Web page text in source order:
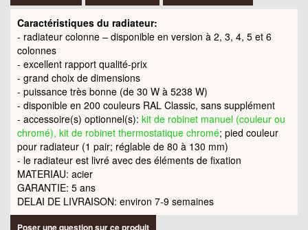
Caractéristiques du radiateur:
- radiateur colonne – disponible en version à 2, 3, 4, 5 et 6
colonnes
- excellent rapport qualité-prix
- grand choix de dimensions
- puissance très bonne (de 30 W à 5238 W)
- disponible en 200 couleurs RAL Classic, sans supplément
- accessoire(s) optionnel(s): kit de robinet manuel (couleur ou
chromé), kit de robinet thermostatique chromé; pied couleur
pour radiateur (1 pair; réglable de 80 à 130 mm)
- le radiateur est livré avec des éléments de fixation
MATERIAU: acier
GARANTIE: 5 ans
DELAI DE LIVRAISON: environ 7-9 semaines
Poser une question sur ce produit